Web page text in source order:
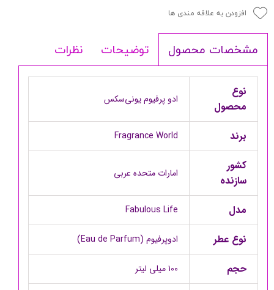
افزودن به علاقه مندی ها
مشخصات محصول توضیحات نظرات
نوع
محصول
ادو پرفیوم یونی‌سکس
برند Fragrance World
کشور
سازنده
امارات متحده عربی
مدل Fabulous Life
نوع عطر ادوپرفیوم (Eau de Parfum)
حجم‌ ۱۰۰ میلی لیتر